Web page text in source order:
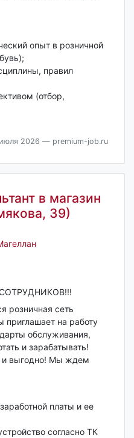
опыт в розничной
правил
(отбор,
2026 — premium-job.ru
в магазин
39)
розничная сеть
приглашает на работу
обслуживания,
и зарабатывать!
и выгодно! Мы ждем
платы и ее
согласно ТК